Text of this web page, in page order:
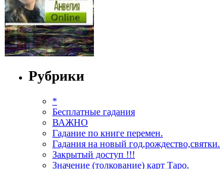
Рубрики
*
Бесплатные гадания
ВАЖНО
Гадание по книге перемен.
Гадания на новый год,рождество,святки.
Закрытый доступ !!!
Значение (толкование) карт Таро.